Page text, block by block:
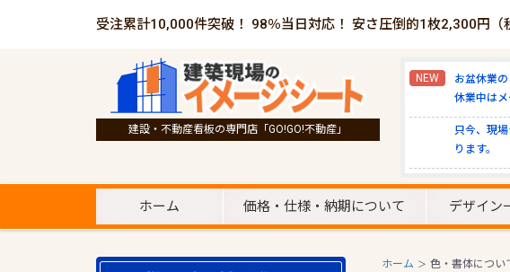
受注累計10,000件突破！ 98％当日対応！ 安さ圧倒的1枚2,300円（
建設・不動産看板の専門店「GO!GO!不動産」
NEW
お盆休業
休業中はメ
只今、現
ります。
ホーム 価格・仕様・納期について デザイン
ホーム ＞ 色・書体につい